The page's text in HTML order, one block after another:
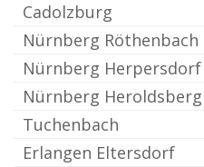
Cadolzburg
Nürnberg Röthenbach
Nürnberg Herpersdorf
Nürnberg Heroldsberg
Tuchenbach
Erlangen Eltersdorf